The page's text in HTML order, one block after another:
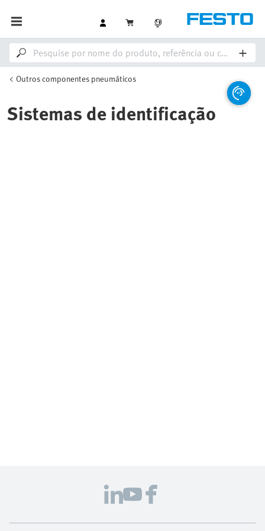
Outros componentes pneumáticos
Sistemas de identificação